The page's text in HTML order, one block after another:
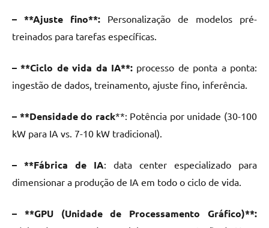
– **Ajuste fino**: Personalização de modelos pré-
treinados para tarefas específicas.
– **Ciclo de vida da IA**: processo de ponta a ponta:
ingestão de dados, treinamento, ajuste fino, inferência.
– **Densidade do rack**: Potência por unidade (30-100
kW para IA vs. 7-10 kW tradicional).
– **Fábrica de IA: data center especializado para
dimensionar a produção de IA em todo o ciclo de vida.
– **GPU (Unidade de Processamento Gráfico)**: